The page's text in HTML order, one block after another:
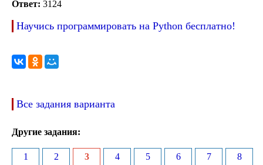
Ответ: 3124
Научись программировать на Python бесплатно!
Все задания варианта
Другие задания:
1 2 3 4 5 6 7 8